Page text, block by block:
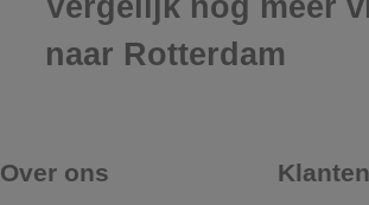
Vergelijk nog meer
naar Rotterdam
Over ons